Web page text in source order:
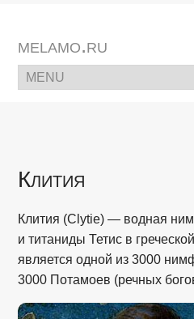
melamo.ru
Клития
Клития (Clytie) — водная
и титаниды Тетис в
является одной из 3000
3000 Потамоев (речных